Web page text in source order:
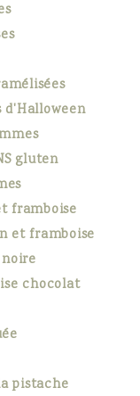
gluten
framboise
et framboise
chocolat
pistache